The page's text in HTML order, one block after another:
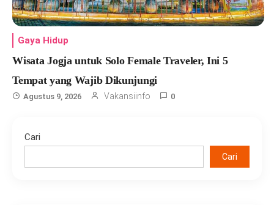
Gaya Hidup
Wisata Jogja untuk Solo Female Traveler, Ini 5
Tempat yang Wajib Dikunjungi
Agustus 9, 2026 Vakansiinfo 0
Cari
Cari